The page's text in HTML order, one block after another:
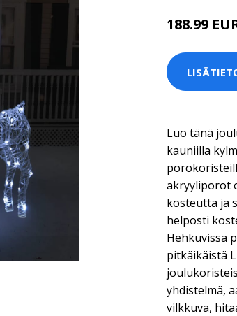
188.99
Luo tänä
kauniilla
akryyliporot
kosteutta ja
helposti
Hehkuvissa
pitkäikäistä
yhdistelmä,
vilkkuva,